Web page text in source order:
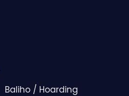
Baliho / Hoarding